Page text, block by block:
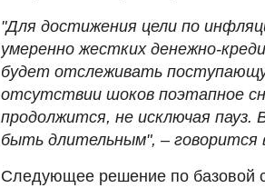
"Для достижения цели по
умеренно жестких денежно-
будет отслеживать
отсутствии шоков поэтапное
продолжится, не исключая
быть длительным", – говорится
Следующее решение по базовой